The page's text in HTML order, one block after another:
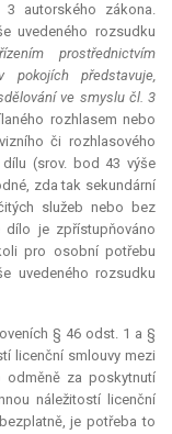
autorského zákona.
uvedeného rozsudku
prostřednictvím
pokojích představuje,
ve smyslu čl. 3
rozhlasem nebo
či rozhlasového
(srov. bod 43 výše
zda tak sekundární
služeb nebo bez
je zpřístupňováno
pro osobní potřebu
uvedeného rozsudku
§ 46 odst. 1 a §
licenční smlouvy mezi
odměně za poskytnutí
náležitostí licenční
je potřeba to